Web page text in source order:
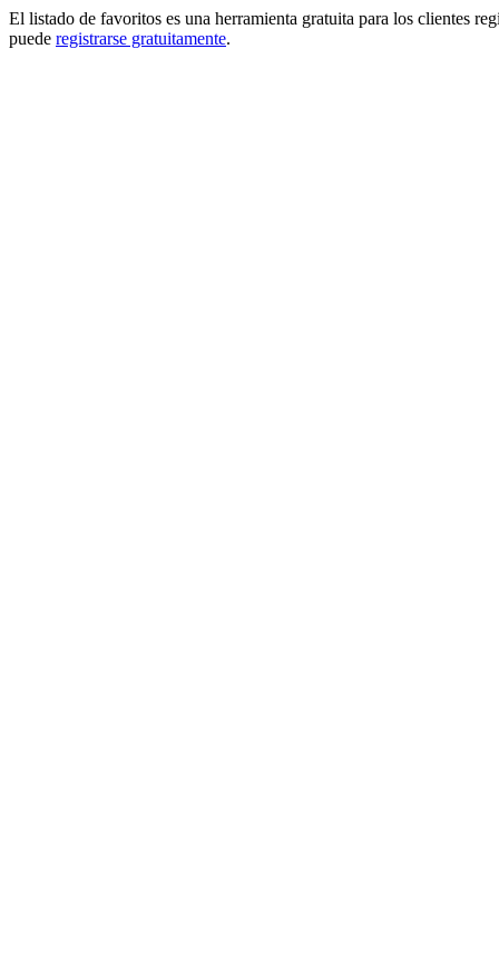
El listado de favoritos es una herramienta gratuita para los clientes
puede registrarse gratuitamente.